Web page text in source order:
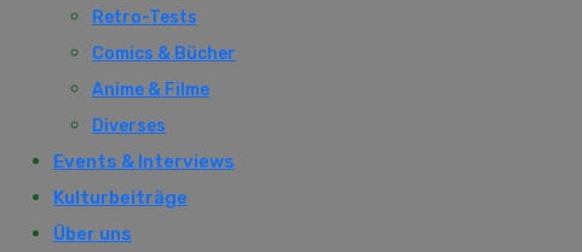
Retro-Tests
Comics & Bücher
Anime & Filme
Diverses
Events & Interviews
Kulturbeiträge
Über uns